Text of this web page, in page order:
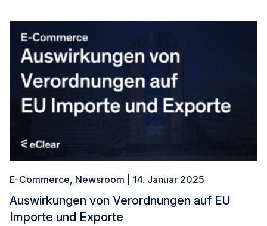
E-Commerce, Newsroom | 14. Januar 2025
Auswirkungen von Verordnungen auf EU
Importe und Exporte